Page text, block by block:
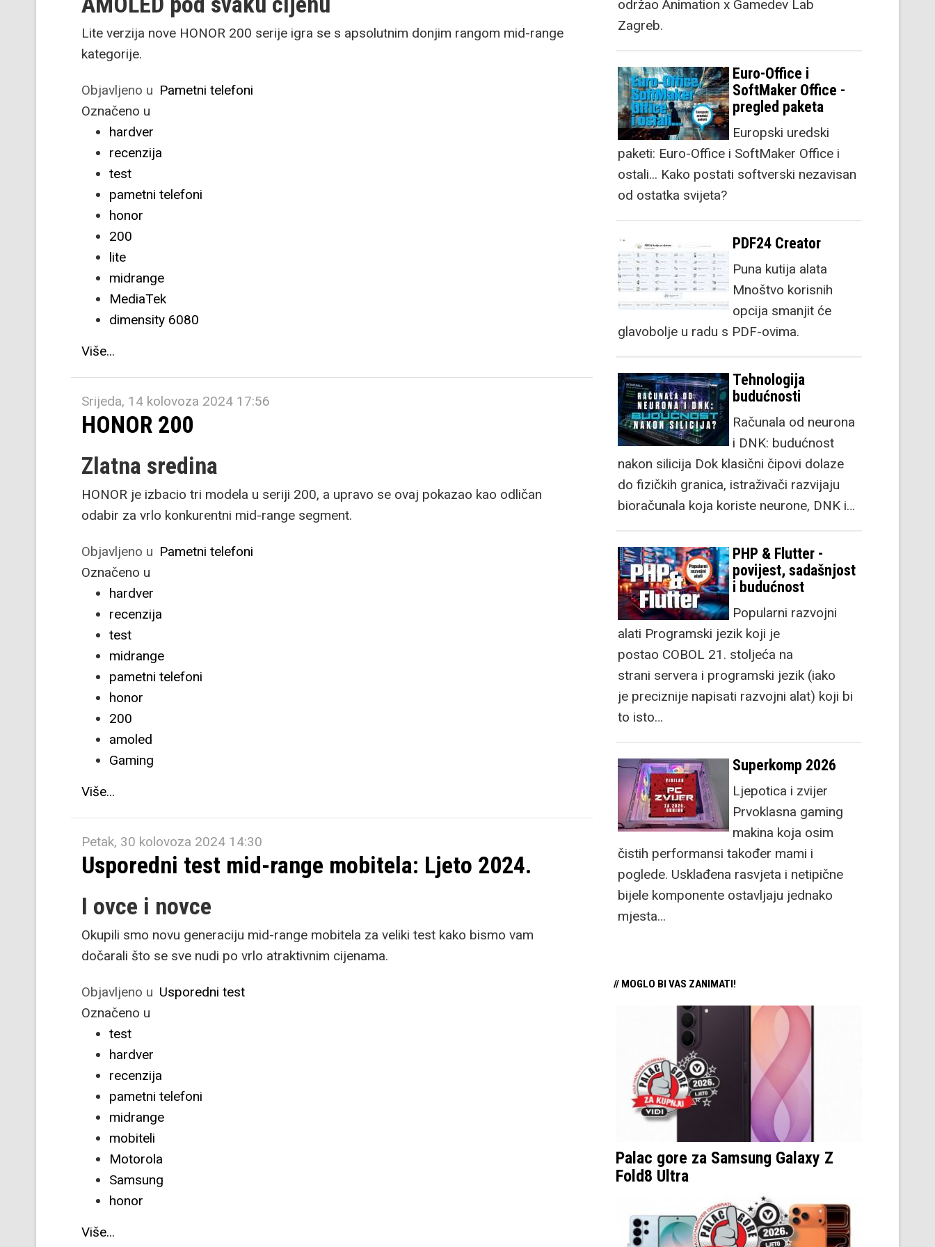
Lite verzija nove HONOR 200 serije igra se s apsolutnim donjim rangom mid-range
kategorije.
Objavljeno u Pametni telefoni
Označeno u
hardver
recenzija
test
pametni telefoni
honor
200
lite
midrange
MediaTek
dimensity 6080
Više...
Srijeda, 14 kolovoza 2024 17:56
HONOR 200
Zlatna sredina
HONOR je izbacio tri modela u seriji 200, a upravo se ovaj pokazao kao odličan
odabir za vrlo konkurentni mid-range segment.
Objavljeno u Pametni telefoni
Označeno u
hardver
recenzija
test
midrange
pametni telefoni
honor
200
amoled
Gaming
Više...
Petak, 30 kolovoza 2024 14:30
Usporedni test mid-range mobitela: Ljeto 2024.
I ovce i novce
Okupili smo novu generaciju mid-range mobitela za veliki test kako bismo vam
dočarali što se sve nudi po vrlo atraktivnim cijenama.
Objavljeno u Usporedni test
Označeno u
test
hardver
recenzija
pametni telefoni
midrange
mobiteli
Motorola
Samsung
honor
Više...
održao Animation x Gamedev Lab
Zagreb.
Euro-Office i
SoftMaker Office -
pregled paketa
Europski uredski
paketi: Euro-Office i SoftMaker Office i
ostali... Kako postati softverski nezavisan
od ostatka svijeta?
PDF24 Creator
Puna kutija alata
Mnoštvo korisnih
opcija smanjit će
glavobolje u radu s PDF-ovima.
Tehnologija
budućnosti
Računala od neurona
i DNK: budućnost
nakon silicija Dok klasični čipovi dolaze
do fizičkih granica, istraživači razvijaju
bioračunala koja koriste neurone, DNK i…
PHP & Flutter -
povijest, sadašnjost
i budućnost
Popularni razvojni
alati Programski jezik koji je
postao COBOL 21. stoljeća na
strani servera i programski jezik (iako
je preciznije napisati razvojni alat) koji bi
to isto…
Superkomp 2026
Ljepotica i zvijer
Prvoklasna gaming
makina koja osim
čistih performansi također mami i
poglede. Usklađena rasvjeta i netipične
bijele komponente ostavljaju jednako
mjesta…
// MOGLO BI VAS ZANIMATI!
Palac gore za Samsung Galaxy Z
Fold8 Ultra